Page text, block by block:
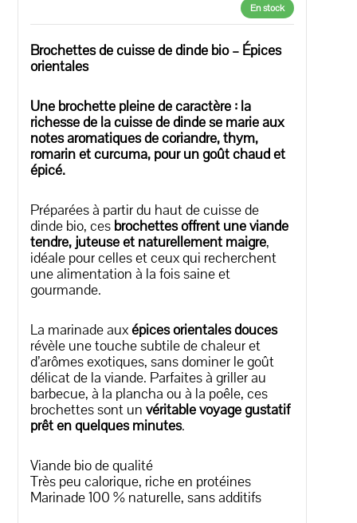
En stock
Brochettes de cuisse de dinde bio – Épices
orientales
Une brochette pleine de caractère : la
richesse de la cuisse de dinde se marie aux
notes aromatiques de coriandre, thym,
romarin et curcuma, pour un goût chaud et
épicé.
Préparées à partir du haut de cuisse de
dinde bio, ces brochettes offrent une viande
tendre, juteuse et naturellement maigre,
idéale pour celles et ceux qui recherchent
une alimentation à la fois saine et
gourmande.
La marinade auxépices orientales douces
révèle une touche subtile de chaleur et
d’arômes exotiques, sans dominer le goût
délicat de la viande. Parfaites à griller au
barbecue, à la plancha ou à la poêle, ces
brochettes sont unvéritable voyage gustatif
prêt en quelques minutes.
Viande bio de qualité
Très peu calorique, riche en protéines
Marinade 100 % naturelle, sans additifs